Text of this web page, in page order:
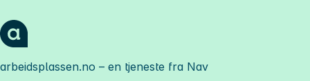
arbeidsplassen.no – en tjeneste fra Nav